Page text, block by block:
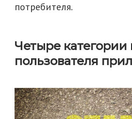
потребителя.
Четыре
пользователя